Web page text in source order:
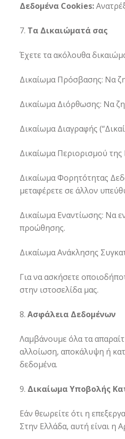
Δεδομένα Cookies:
Τα Δικαιώματά σας
Έχετε τα ακόλουθα
Δικαίωμα Πρόσβασης: Να
Δικαίωμα Διόρθωσης: Να
Δικαίωμα Διαγραφής
Δικαίωμα Περιορισμού της
Δικαίωμα Φορητότητας
μεταφέρετε σε άλλον
Δικαίωμα Εναντίωσης: Να
προώθησης.
Δικαίωμα Ανάκλησης
Για να ασκήσετε
στην ιστοσελίδα μας.
Ασφάλεια Δεδομένων
Λαμβάνουμε όλα τα
αλλοίωση, αποκάλυψη ή
δεδομένα.
Δικαίωμα Υποβολής
Εάν θεωρείτε ότι η
Στην Ελλάδα, αυτή είναι